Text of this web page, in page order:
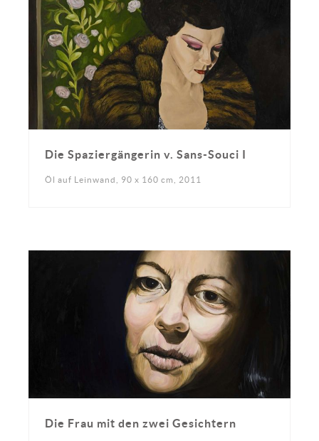
Die Spaziergängerin v. Sans-Souci I
Öl auf Leinwand, 90 x 160 cm, 2011
Die Frau mit den zwei Gesichtern